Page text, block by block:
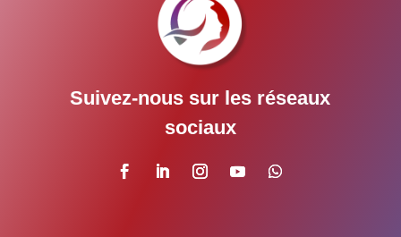
Suivez-nous sur les réseaux
sociaux